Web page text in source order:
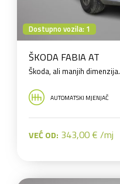
Dostupno vozila: 1
ŠKODA FABIA AT
Škoda, ali manjih dimenzija.
AUTOMATSKI MJENJAČ
VEĆ OD: 343,00 € /mj